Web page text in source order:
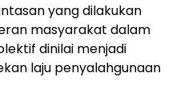
yang dilakukan
masyarakat dalam
dinilai menjadi
laju penyalahgunaan